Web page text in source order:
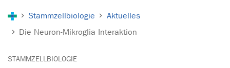
Stammzellbiologie
Aktuelles
Die Neuron-Mikroglia Interaktion
STAMMZELLBIOLOGIE